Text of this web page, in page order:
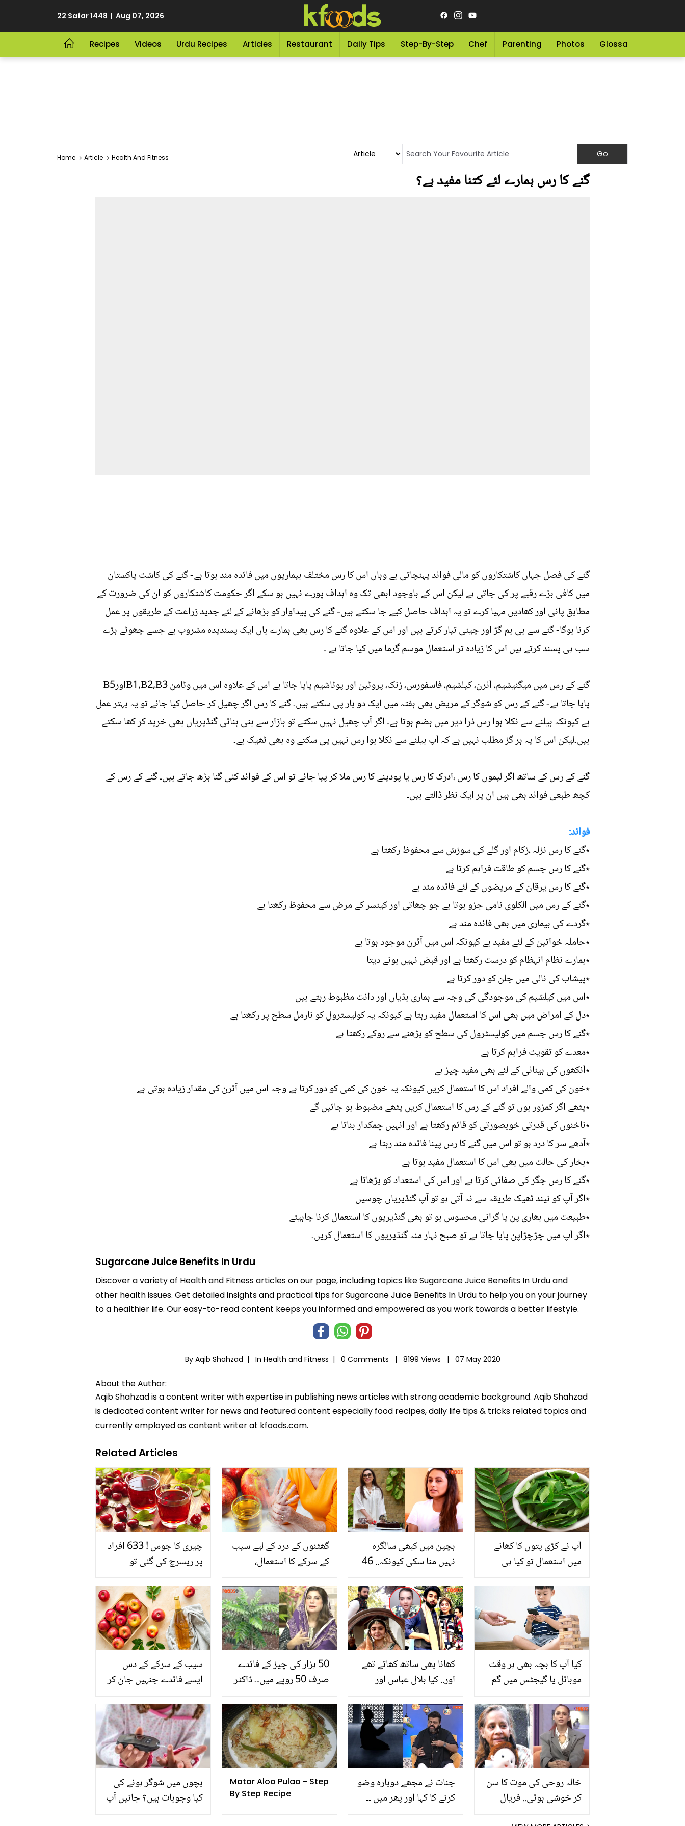
22 Safar 1448 | Aug 07, 2026
Recipes Videos Urdu Recipes Articles Restaurant Daily Tips Step-By-Step Chef Parenting Photos Glossary
Home Article Health And Fitness
گنے کا رس ہمارے لئے کتنا مفید ہے؟
گنے کی فصل جہاں کاشتکاروں کو مالی فوائد پہنچاتی ہے وہاں اس کا رس مختلف بیماریوں میں فائدہ مند ہوتا ہے- گنے کی کاشت پاکستان
میں کافی بڑے رقبے پر کی جاتی ہے لیکن اس کے باوجود ابھی تک وہ اہداف پورے نہیں ہو سکے اگر حکومت کاشتکاروں کو ان کی ضرورت کے
مطابق پانی اور کھادیں مہیا کرے تو یہ اہداف حاصل کیے جا سکتے ہیں- گنے کی پیداوار کو بڑھانے کے لئے جدید زراعت کے طریقوں پر عمل
کرنا ہوگا- گنے سے ہی ہم گڑ اور چینی تیار کرتے ہیں اور اس کے علاوہ گنے کا رس بھی ہمارے ہاں ایک پسندیدہ مشروب ہے جسے چھوٹے بڑے
سب ہی پسند کرتے ہیں اس کا زیادہ تر استعمال موسم گرما میں کیا جاتا ہے ۔
گنے کے رس میں میگنیشیم، آئرن، کیلشیم، فاسفورس، زنک، پروٹین اور پوٹاشیم پایا جاتا ہے اس کے علاوہ اس میں وٹامن B1,B2,B3اورB5
پایا جاتا ہے- گنے کے رس کو شوگر کے مریض بھی ہفتہ میں ایک دو بار پی سکتے ہیں۔ گنے کا رس اگر چھیل کر حاصل کیا جائے تو یہ بہتر عمل
ہے کیونکہ بیلنے سے نکلا ہوا رس ذرا دیر میں ہضم ہوتا ہے۔ اگر آپ چھیل نہیں سکتے تو بازار سے بنی بنائی گنڈیریاں بھی خرید کر کھا سکتے
ہیں۔لیکن اس کا یہ ہر گز مطلب نہیں ہے کہ آپ بیلنے سے نکلا ہوا رس نہیں پی سکتے وہ بھی ٹھیک ہے۔
گنے کے رس کے ساتھ اگر لیموں کا رس ،ادرک کا رس یا پودینے کا رس ملا کر پیا جائے تو اس کے فوائد کئی گنا بڑھ جاتے ہیں۔ گنے کے رس کے
کچھ طبعی فوائد بھی ہیں ان پر ایک نظر ڈالتے ہیں۔
فوائد:
٭گنے کا رس نزلہ ،زکام اور گلے کی سوزش سے محفوظ رکھتا ہے
٭گنے کا رس جسم کو طاقت فراہم کرتا ہے
٭گنے کا رس یرقان کے مریضوں کے لئے فائدہ مند ہے
٭گنے کے رس میں الکلوی نامی جزو ہوتا ہے جو چھاتی اور کینسر کے مرض سے محفوظ رکھتا ہے
٭گردے کی بیماری میں بھی فائدہ مند ہے
٭حاملہ خواتین کے لئے مفید ہے کیونکہ اس میں آئرن موجود ہوتا ہے
٭ہمارے نظام انہظام کو درست رکھتا ہے اور قبض نہیں ہونے دیتا
٭پیشاب کی نالی میں جلن کو دور کرتا ہے
٭اس میں کیلشیم کی موجودگی کی وجہ سے ہماری ہڈیاں اور دانت مظبوط رہتے ہیں
٭دل کے امراض میں بھی اس کا استعمال مفید رہتا ہے کیونکہ یہ کولیسٹرول کو نارمل سطح پر رکھتا ہے
٭گنے کا رس جسم میں کولیسٹرول کی سطح کو بڑھنے سے روکے رکھتا ہے
٭معدے کو تقویت فراہم کرتا ہے
٭آنکھوں کی بینائی کے لئے بھی مفید چیز ہے
٭خون کی کمی والے افراد اس کا استعمال کریں کیونکہ یہ خون کی کمی کو دور کرتا ہے وجہ اس میں آئرن کی مقدار زیادہ ہوتی ہے
٭پٹھے اگر کمزور ہوں تو گنے کے رس کا استعمال کریں پٹھے مضبوط ہو جائیں گے
٭ناخنوں کی قدرتی خوبصورتی کو قائم رکھتا ہے اور انہیں چمکدار بناتا ہے
٭آدھے سر کا درد ہو تو اس میں گنے کا رس پینا فائدہ مند رہتا ہے
٭بخار کی حالت میں بھی اس کا استعمال مفید ہوتا ہے
٭گنے کا رس جگر کی صفائی کرتا ہے اور اس کی استعداد کو بڑھاتا ہے
٭اگر آپ کو نیند ٹھیک طریقہ سے نہ آتی ہو تو آپ گنڈیریاں چوسیں
٭طبیعت میں بھاری پن یا گرانی محسوس ہو تو بھی گنڈیریوں کا استعمال کرنا چاہیئے
٭اگر آپ میں چڑچڑاپن پایا جاتا ہے تو صبح نہار منہ گنڈیریوں کا استعمال کریں۔
Sugarcane Juice Benefits In Urdu
Discover a variety of Health and Fitness articles on our page, including topics like Sugarcane Juice Benefits In Urdu and
other health issues. Get detailed insights and practical tips for Sugarcane Juice Benefits In Urdu to help you on your journey
to a healthier life. Our easy-to-read content keeps you informed and empowered as you work towards a better lifestyle.
By Aqib Shahzad | In Health and Fitness | 0 Comments | 8199 Views | 07 May 2020
About the Author:
Aqib Shahzad is a content writer with expertise in publishing news articles with strong academic background. Aqib Shahzad
is dedicated content writer for news and featured content especially food recipes, daily life tips & tricks related topics and
currently employed as content writer at kfoods.com.
Related Articles
چیری کا جوس ! 633 افراد
پر ریسرچ کی گئی تو
گھٹنوں کے درد کے لیے سیب
کے سرکے کا استعمال،
طرح حیرت انگیز طور پر
آپ کی اس مشکل کو دور کر
سکتا ہے
بچپن میں کبھی سالگرہ
نہیں منا سکی کیونکہ.. 46
رانی مکھرجی نے بچپن کا
دکھ شئیر کردیا
آپ نے کڑی پتوں کا کھانے
میں استعمال تو کیا ہی
ہیں کہ یہ پتے صحت اور
خوبصورتی میں اضافے کے
لئے بھی کس قدر مفید ہیں
جانیں ان کے حیرت انگیز
فوائد
سیب کے سرکے کے دس
ایسے فائدے جنہیں جان کر
عادت بنالیں گے
50 ہزار کی چیز کے فائدے
صرف 50 روپے میں۔۔ ڈاکٹر
جانے والے کڑی پتوں کا کیا
انوکھا استعمال بتایا؟
کھانا بھی ساتھ کھاتے تھے
اور.. کیا بلال عباس اور
نکاح کر لیا ہے؟ یوٹیوبر کا
چونکا دینے والا دعویٰ
کیا آپ کا بچہ بھی ہر وقت
موبائل یا گیجٹس میں گم
کی خطرناک عادت سے
نجات دلانا کیا اب ممکن ہے؟
بچوں میں شوگر ہونے کی
کیا وجوہات ہیں؟ جانیں آپ
Matar Aloo Pulao - Step
By Step Recipe
جنات نے مجھے دوبارہ وضو
کرنے کا کہا اور پھر میں ۔۔
خالہ روحی کی موت کا سن
کر خوشی ہوئی.. فریال